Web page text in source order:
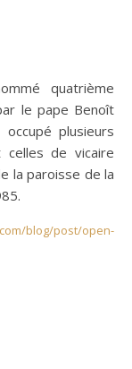
quatrième
le pape Benoît
plusieurs
celles de vicaire
la paroisse de la
blog/post/open-